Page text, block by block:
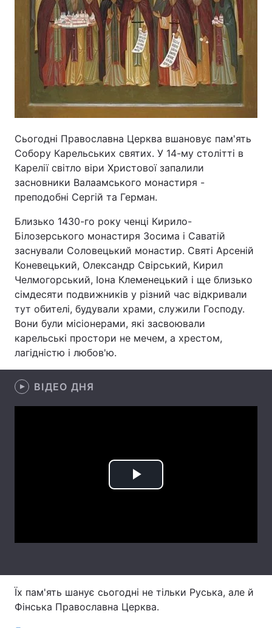
Тема оформлення
Сьогодні Православна Церква вшановує пам'ять
Собору Карельських святих. У 14-му столітті в
Карелії світло віри Христової запалили
засновники Валаамського монастиря -
преподобні Сергій та Герман.
Близько 1430-го року ченці Кирило-
Білозерського монастиря Зосима і Саватій
заснували Соловецький монастир. Святі Арсеній
Коневецький, Олександр Свірський, Кирил
Челмогорський, Іона Клеменецький і ще близько
сімдесяти подвижників у різний час відкривали
тут обителі, будували храми, служили Господу.
Вони були місіонерами, які засвоювали
карельські простори не мечем, а хрестом,
лагідністю і любов'ю.
ВІДЕО ДНЯ
Play
Їх пам'ять шанує сьогодні не тільки Руська, але й
Фінська Православна Церква.